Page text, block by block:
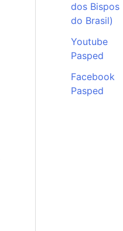
dos Bispos
do Brasil)
Youtube
Pasped
Facebook
Pasped